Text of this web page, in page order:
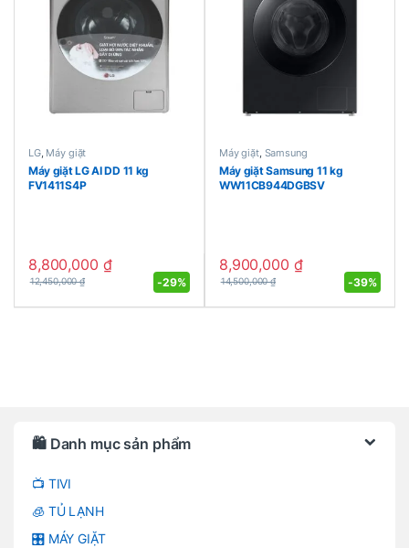
LG, Máy giặt
Máy giặt LG AI DD 11 kg
FV1411S4P
8,800,000 ₫
12,450,000₫ -29%
Máy giặt, Samsung
Máy giặt Samsung 11 kg
WW11CB944DGBSV
8,900,000 ₫
14,500,000₫ -39%
🛍️ Danh mục sản phẩm
📺 TIVI
🧊 TỦ LẠNH
🎛️ MÁY GIẶT